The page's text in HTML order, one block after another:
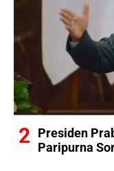
Presiden
Paripurna